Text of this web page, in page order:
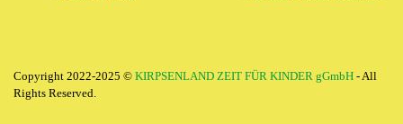
Copyright 2022-2025 © KIRPSENLAND ZEIT FÜR KINDER gGmbH - All
Rights Reserved.